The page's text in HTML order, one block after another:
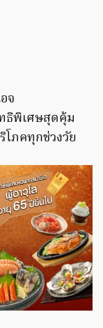
จ
ธิพิเศษสุดคุ้ม
โภคทุกช่วงวัย